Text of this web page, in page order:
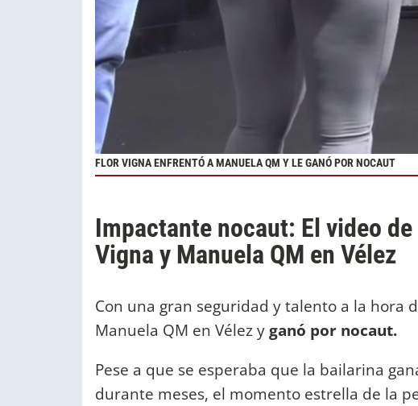
FLOR VIGNA ENFRENTÓ A MANUELA QM Y LE GANÓ POR NOCAUT
Impactante nocaut: El video
Vigna y Manuela QM en Vélez
Con una gran seguridad y talento a la hora
Manuela QM en Vélez yganó por nocaut.
Pese a que se esperaba que la bailarina
durante meses, el momento estrella de la